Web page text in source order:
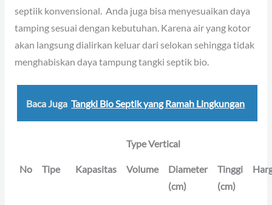
septiik konvensional. Anda juga bisa menyesuaikan daya
tamping sesuai dengan kebutuhan. Karena air yang kotor
akan langsung dialirkan keluar dari selokan sehingga tidak
menghabiskan daya tampung tangki septik bio.
Baca Juga Tangki Bio Septik yang Ramah Lingkungan
Type Vertical
No Tipe Kapasitas Volume
Diameter
(cm)
Tinggi
(cm)